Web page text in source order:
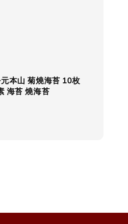
本山 菊燒海苔 10枚
海苔 燒海苔